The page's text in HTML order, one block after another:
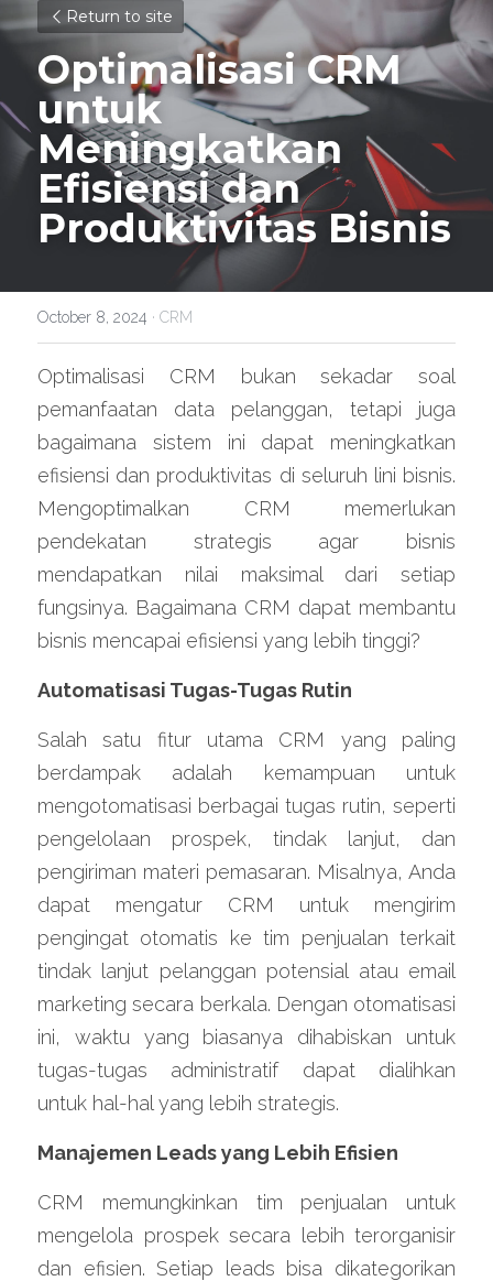
Return to site
Optimalisasi CRM
untuk
Meningkatkan
Efisiensi dan
Produktivitas Bisnis
October 8, 2024 · CRM
Optimalisasi CRM bukan sekadar soal
pemanfaatan data pelanggan, tetapi juga
bagaimana sistem ini dapat meningkatkan
efisiensi dan produktivitas di seluruh lini bisnis.
Mengoptimalkan CRM memerlukan
pendekatan strategis agar bisnis
mendapatkan nilai maksimal dari setiap
fungsinya. Bagaimana CRM dapat membantu
bisnis mencapai efisiensi yang lebih tinggi?
Automatisasi Tugas-Tugas Rutin
Salah satu fitur utama CRM yang paling
berdampak adalah kemampuan untuk
mengotomatisasi berbagai tugas rutin, seperti
pengelolaan prospek, tindak lanjut, dan
pengiriman materi pemasaran. Misalnya, Anda
dapat mengatur CRM untuk mengirim
pengingat otomatis ke tim penjualan terkait
tindak lanjut pelanggan potensial atau email
marketing secara berkala. Dengan otomatisasi
ini, waktu yang biasanya dihabiskan untuk
tugas-tugas administratif dapat dialihkan
untuk hal-hal yang lebih strategis.
Manajemen Leads yang Lebih Efisien
CRM memungkinkan tim penjualan untuk
mengelola prospek secara lebih terorganisir
dan efisien. Setiap leads bisa dikategorikan